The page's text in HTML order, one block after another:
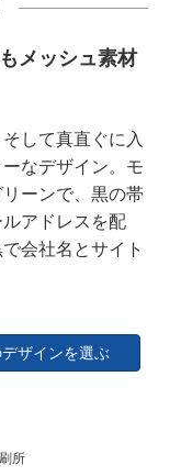
メッシュ素材
して真直ぐに入
なデザイン。モ
ーンで、黒の帯
アドレスを配
会社名とサイト
デザインを選ぶ
所